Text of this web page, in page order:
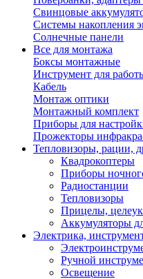
Свинцовые
Системы накопления
Солнечные панели
Все для монтажа
Боксы монтажные
Инструмент для
Кабель
Монтаж оптики
Монтажный комплект
Приборы для
Прожекторы
Тепловизоры, рации,
Квадрокоптеры
Приборы
Радиостанции
Тепловизоры
Прицелы,
Аккумуляторы
Электрика,
Ручной
Освещение